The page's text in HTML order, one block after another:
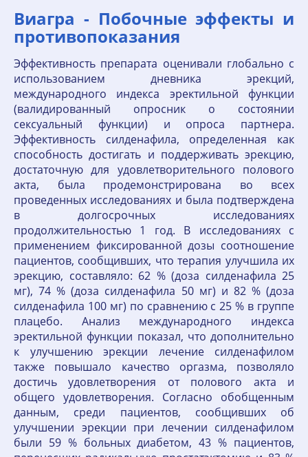
Виагра - Побочные эффекты и
противопоказания
Эффективность препарата оценивали глобально с
использованием дневника эрекций,
международного индекса эректильной функции
(валидированный опросник о состоянии
сексуальный функции) и опроса партнера.
Эффективность силденафила, определенная как
способность достигать и поддерживать эрекцию,
достаточную для удовлетворительного полового
акта, была продемонстрирована во всех
проведенных исследованиях и была подтверждена
в долгосрочных исследованиях
продолжительностью 1 год. В исследованиях с
применением фиксированной дозы соотношение
пациентов, сообщивших, что терапия улучшила их
эрекцию, составляло: 62 % (доза силденафила 25
мг), 74 % (доза силденафила 50 мг) и 82 % (доза
силденафила 100 мг) по сравнению с 25 % в группе
плацебо. Анализ международного индекса
эректильной функции показал, что дополнительно
к улучшению эрекции лечение силденафилом
также повышало качество оргазма, позволяло
достичь удовлетворения от полового акта и
общего удовлетворения. Согласно обобщенным
данным, среди пациентов, сообщивших об
улучшении эрекции при лечении силденафилом
были 59 % больных диабетом, 43 % пациентов,